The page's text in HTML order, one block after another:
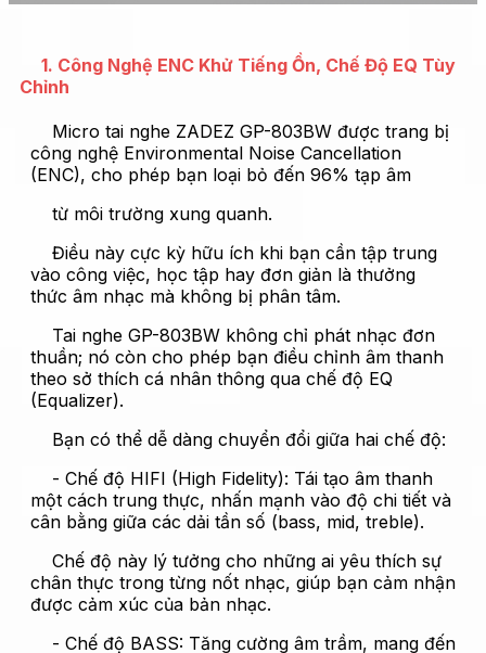
1. Công Nghệ ENC Khử Tiếng Ồn, Chế Độ EQ Tùy
Chỉnh
Micro tai nghe ZADEZ GP-803BW được trang bị
công nghệ Environmental Noise Cancellation
(ENC), cho phép bạn loại bỏ đến 96% tạp âm
từ môi trường xung quanh.
Điều này cực kỳ hữu ích khi bạn cần tập trung
vào công việc, học tập hay đơn giản là thưởng
thức âm nhạc mà không bị phân tâm.
Tai nghe GP-803BW không chỉ phát nhạc đơn
thuần; nó còn cho phép bạn điều chỉnh âm thanh
theo sở thích cá nhân thông qua chế độ EQ
(Equalizer).
Bạn có thể dễ dàng chuyển đổi giữa hai chế độ:
- Chế độ HIFI (High Fidelity): Tái tạo âm thanh
một cách trung thực, nhấn mạnh vào độ chi tiết và
cân bằng giữa các dải tần số (bass, mid, treble).
Chế độ này lý tưởng cho những ai yêu thích sự
chân thực trong từng nốt nhạc, giúp bạn cảm nhận
được cảm xúc của bản nhạc.
- Chế độ BASS: Tăng cường âm trầm, mang đến